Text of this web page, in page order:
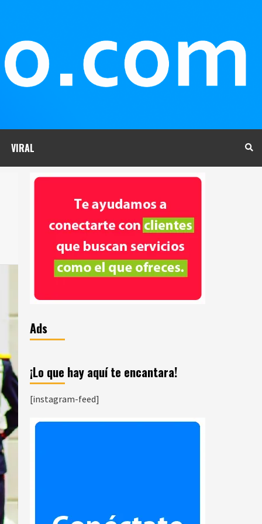
VIRAL
Ads
¡Lo que hay aquí te encantara!
[instagram-feed]